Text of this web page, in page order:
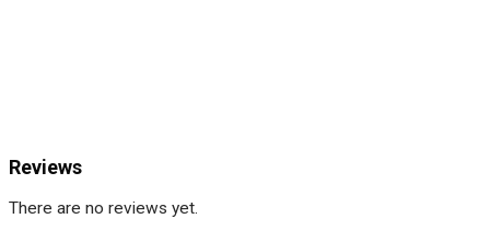
Reviews
There are no reviews yet.